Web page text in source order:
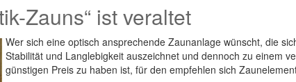
Zauns“ ist veraltet
Wer sich eine optisch ansprechende Zaunanlage wünscht, die
Stabilität und Langlebigkeit auszeichnet und dennoch zu einem
günstigen Preis zu haben ist, für den empfehlen sich